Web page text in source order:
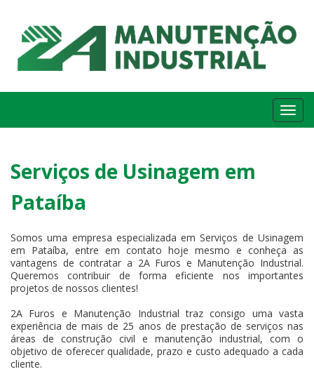
Serviços de Usinagem em
Pataíba
Somos uma empresa especializada em Serviços de Usinagem
em Pataíba, entre em contato hoje mesmo e conheça as
vantagens de contratar a 2A Furos e Manutenção Industrial.
Queremos contribuir de forma eficiente nos importantes
projetos de nossos clientes!
2A Furos e Manutenção Industrial traz consigo uma vasta
experiência de mais de 25 anos de prestação de serviços nas
áreas de construção civil e manutenção industrial, com o
objetivo de oferecer qualidade, prazo e custo adequado a cada
cliente.